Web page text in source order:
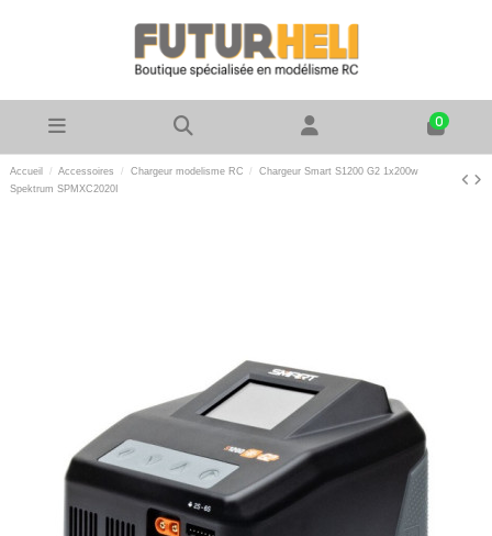
0
Accueil Accessoires Chargeur modelisme RC
Chargeur Smart S1200 G2 1x200w
Spektrum SPMXC2020I